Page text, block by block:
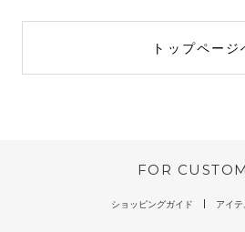
トップページ
FOR
ショッピングガイド アイ